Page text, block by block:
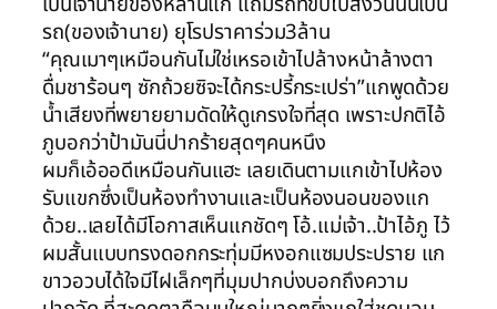
รถ(ของเจ้านาย) ยุโรปราคาร่วม3ล้าน
“คุณเมาๆเหมือนกันไม่ใช่เหรอเข้าไปล้างหน้าล้างตา
ดื่มชาร้อนๆ ซักถ้วยซิจะได้กระปรี้กระเปร่า”แกพูดด้วย
น้ำเสียงที่พยายยามดัดให้ดูเกรงใจที่สุด เพราะปกติไอ้
ภูบอกว่าป้ามันนี่ปากร้ายสุดๆคนหนึง
ผมก็เอ้ออดีเหมือนกันแฮะ เลยเดินตามแกเข้าไปห้อง
รับแขกซึ่งเป็นห้องทำงานและเป็นห้องนอนของแก
ด้วย..เลยได้มีโอกาสเห็นแกชัดๆ โอ้.แม่เจ้า..ป้าไอ้ภู ไว้
ผมสั้นแบบทรงดอกกระทุ่มมีหงอกแซมประปราย แก
ขาวอวบได้ใจมีไฝเล็กๆที่มุมปากบ่งบอกถึงความ